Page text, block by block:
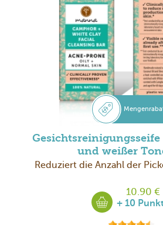
und weißer
Reduziert die Anzahl der
10.90 €
+ 10